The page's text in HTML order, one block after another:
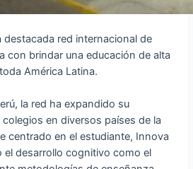
red internacional de
con brindar una educación de alta
América Latina.
la red ha expandido su
en diversos países de la
centrado en el estudiante, Innova
desarrollo cognitivo como el